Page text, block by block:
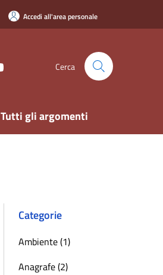
Accedi all'area personale
Cerca
Tutti gli argomenti
Categorie
Ambiente (1)
Anagrafe (2)